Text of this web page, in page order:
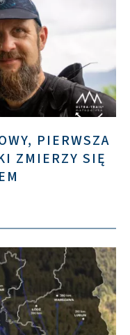
PIERWSZA
ZMIERZY SIĘ